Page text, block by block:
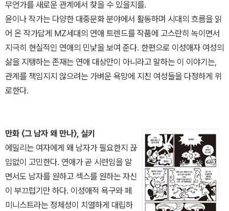
무언가를 새로운 관계에서 찾을 수 있을지를.
윤이나 작가는 다양한 대중문화 분야에서 활동하며 시대의 흐름을 읽
어 온 작가답게 MZ세대의 연애 트렌드를 작품에 고스란히 녹이면서
지극히 현실적인 연애의 민낯을 보여 준다. 한편으로 이성애자 여성의
삶을 지탱하는 존재는 연애 대상만이 아니라고 말하는 이 이야기는,
관계를 책임지지 않으려는 가벼운 욕망에 지친 여성들을 다정하게 위
로한다.
만화 〈그 남자 왜 만나〉, 실키
에밀리는 여자에게 왜 남자가 필요한지 끊
임없이 고민한다. 연애가 곧 시련임을 알
면서도 남자를 원하고 섹스를 원하는 자신
이 부끄럽기만 하다. 이성애적 욕구와 페
미니스트라는 정체성이 치열하게 대립하